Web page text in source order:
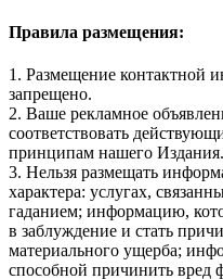
Правила размещения:
1. Размещение контактной
запрещено.
2. Ваше рекламное
соответствовать
принципам нашего Издания.
3. Нельзя размещать
характера: услугах,
гаданием; информацию,
в заблуждение и стать
материального ущерба;
способной причинить вред